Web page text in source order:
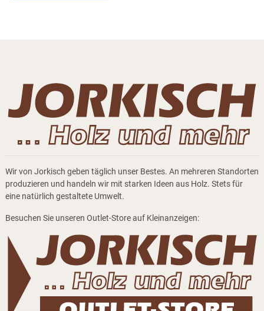
Wir von Jorkisch geben täglich unser Bestes. An mehreren Standorten
produzieren und handeln wir mit starken Ideen aus Holz. Stets für
eine natürlich gestaltete Umwelt.
Besuchen Sie unseren Outlet-Store auf Kleinanzeigen: